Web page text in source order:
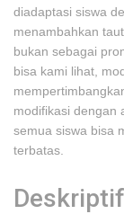
diadaptasi siswa
menambahkan
bukan sebagai
bisa kami lihat,
modifikasi dengan
semua siswa bisa
terbatas.